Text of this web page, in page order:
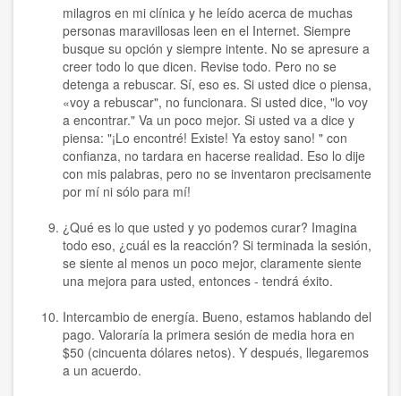
milagros en mi clínica y he leído acerca de muchas
personas maravillosas leen en el Internet. Siempre
busque su opción y siempre intente. No se apresure a
creer todo lo que dicen. Revise todo. Pero no se
detenga a rebuscar. Sí, eso es. Si usted dice o piensa,
«voy a rebuscar", no funcionara. Si usted dice, "lo voy
a encontrar." Va un poco mejor. Si usted va a dice y
piensa: "¡Lo encontré! Existe! Ya estoy sano! " con
confianza, no tardara en hacerse realidad. Eso lo dije
con mis palabras, pero no se inventaron precisamente
por mí ni sólo para mí!
¿Qué es lo que usted y yo podemos curar? Imagina
todo eso, ¿cuál es la reacción? Si terminada la sesión,
se siente al menos un poco mejor, claramente siente
una mejora para usted, entonces - tendrá éxito.
Intercambio de energía. Bueno, estamos hablando del
pago. Valoraría la primera sesión de media hora en
$50 (cincuenta dólares netos). Y después, llegaremos
a un acuerdo.